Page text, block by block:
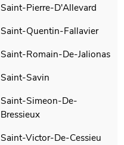
Saint-Pierre-D'Allevard
Saint-Quentin-Fallavier
Saint-Romain-De-Jalionas
Saint-Savin
Saint-Simeon-De-
Bressieux
Saint-Victor-De-Cessieu